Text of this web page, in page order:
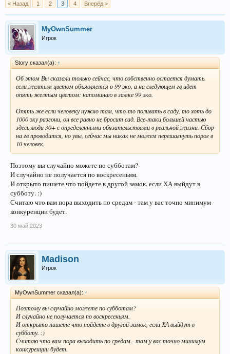
< Назад 1 2 3 4 Вперёд >
MyOwnSummer
Игрок
Story сказал(а): ↑
Об этом Вы сказали только сейчас, что собственно остается думать.
если желтым цветом объявляется о 99 эко, а на следующем гв идет
опять желтым цветом: напоминаю в замке 99 эко.
Опять же если человеку нужно там, что-то поливать в саду, то хоть до
1000 эку разгони, он все равно не бросит сад. Все-таки большей частью
здесь люди 30+ с определенными обязательствами в реальной жизни. Сбор
на гв проводится, но увы, сейчас мы никак не можем перешагнуть порог в
10 человек.
Поэтому вы случайно можете по субботам?
И случайно не получается по воскресеньям.
И открыто пишете что пойдете в другой замок, если ХА выйдут в
субботу. :)
Считаю что вам пора выходить по средам - там у вас точно минимум
конкуренции будет.
30 май 2023
Madison
Игрок
MyOwnSummer сказал(а): ↑
Поэтому вы случайно можете по субботам?
И случайно не получается по воскресеньям.
И открыто пишете что пойдете в другой замок, если ХА выйдут в
субботу. :)
Считаю что вам пора выходить по средам - там у вас точно минимум
конкуренции будет.